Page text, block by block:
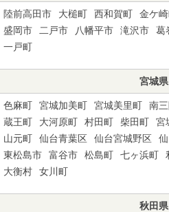
陸前高田市 大槌町 西和賀町 金ケ
盛岡市
二戸市 八幡平市 滝沢市 葛
一戸町
宮城県
色麻町 宮城加美町 宮城美里町 南
蔵王町
大河原町 村田町 柴田町 宮
山元町
仙台青葉区 仙台宮城野区
東松島市
富谷市 松島町 七ヶ浜町
大衡村
女川町
秋田県